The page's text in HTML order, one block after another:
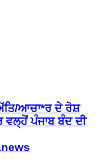
ਆਚਾ*ਰ ਦੇ ਰੋਸ਼
ਵਲ੍ਹੋਂ ਪੰਜਾਬ ਬੰਦ ਦੀ